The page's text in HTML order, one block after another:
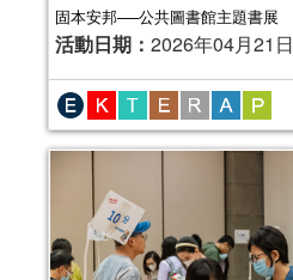
固本安邦──公共圖書館主題書展
活動日期： 2026年04月21日